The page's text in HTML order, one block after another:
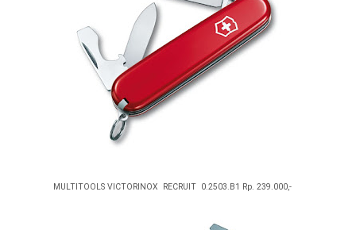
MULTITOOLS VICTORINOX RECRUIT 0.2503.B1 Rp. 239.000,-